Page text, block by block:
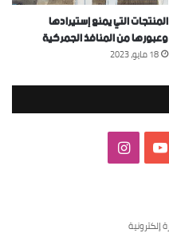
المنتجات التي يمنع إستيرادها
وعبورها من المنافذ الجمركية
18 مايو، 2023
‫YouTubeانستقرام